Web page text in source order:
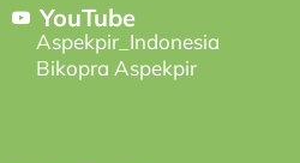
YouTube
Aspekpir_Indonesia
Bikopra Aspekpir